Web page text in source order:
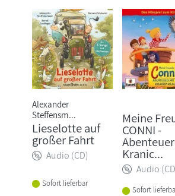
Alexander
Steffensm...
Lieselotte auf
großer Fahrt
Audio (CD)
Sofort lieferbar
Meine
CONNI -
Kranic...
Audio
Sofort